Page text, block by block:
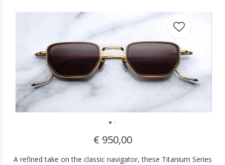
€ 950,00
A refined take on the classic navigator, these Titanium Series